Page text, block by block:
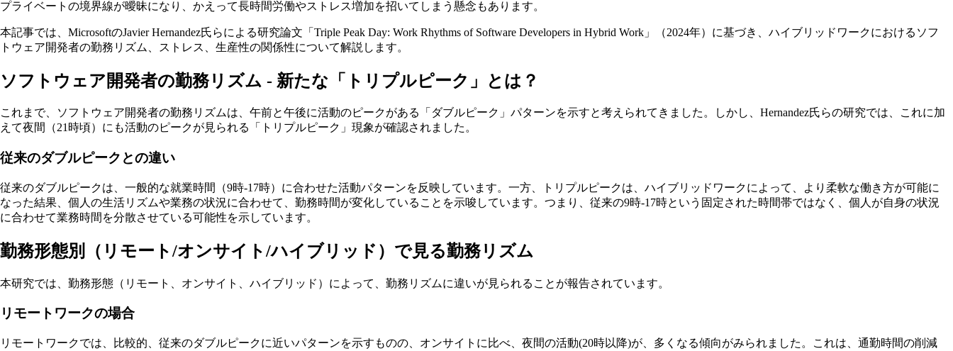
プライベートの境界線が曖昧になり、かえって長時間労働やストレス増加を招いてしまう懸念もあります。
本記事では、MicrosoftのJavier Hernandez氏らによる研究論文「Triple Peak Day: Work Rhythms of Software Developers in Hybrid Work」（2024年）に基づき、ハイブリッドワークにおけるソフ
トウェア開発者の勤務リズム、ストレス、生産性の関係性について解説します。
ソフトウェア開発者の勤務リズム - 新たな「トリプルピーク」とは？
これまで、ソフトウェア開発者の勤務リズムは、午前と午後に活動のピークがある「ダブルピーク」パターンを示すと考えられてきました。しかし、Hernandez氏らの研究では、これに加
えて夜間（21時頃）にも活動のピークが見られる「トリプルピーク」現象が確認されました。
従来のダブルピークとの違い
従来のダブルピークは、一般的な就業時間（9時-17時）に合わせた活動パターンを反映しています。一方、トリプルピークは、ハイブリッドワークによって、より柔軟な働き方が可能に
なった結果、個人の生活リズムや業務の状況に合わせて、勤務時間が変化していることを示唆しています。つまり、従来の9時-17時という固定された時間帯ではなく、個人が自身の状況
に合わせて業務時間を分散させている可能性を示しています。
勤務形態別（リモート/オンサイト/ハイブリッド）で見る勤務リズム
本研究では、勤務形態（リモート、オンサイト、ハイブリッド）によって、勤務リズムに違いが見られることが報告されています。
リモートワークの場合
リモートワークでは、比較的、従来のダブルピークに近いパターンを示すものの、オンサイトに比べ、夜間の活動(20時以降)が、多くなる傾向がみられました。これは、通勤時間の削減